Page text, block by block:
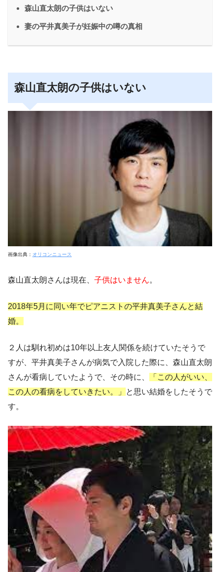
森山直太朗の子供はいない
妻の平井真美子が妊娠中の噂の真相
森山直太朗の子供はいない
画像出典： オリコンニュース
森山直太朗さんは現在、 子供はいません。
2018年5月に同い年でピアニストの平井真美子さんと結
婚。
２人は馴れ初めは10年以上友人関係を続けていたそうで
すが、平井真美子さんが病気で入院した際に、森山直太朗
さんが看病していたようで、その時に、
「この人がいい、
この人の看病をしていきたい。」
と思い結婚をしたそうで
す。